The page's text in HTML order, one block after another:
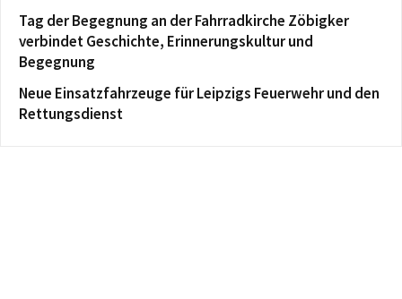
Tag der Begegnung an der Fahrradkirche Zöbigker
verbindet Geschichte, Erinnerungskultur und
Begegnung
Neue Einsatzfahrzeuge für Leipzigs Feuerwehr und den
Rettungsdienst